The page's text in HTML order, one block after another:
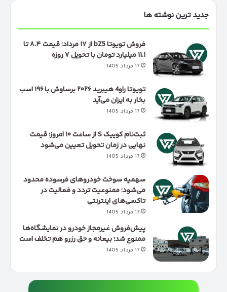
جدید ترین نوشته ها
فروش تویوتا bZ5 از ۱۷ مرداد؛ قیمت ۸.۴ تا
۱۱.۱ میلیارد تومان با تحویل ۷ روزه
17 مرداد 1405
تویوتا راو4 هیبرید ۲۰۲۶ برساوش با ۱۹۶ اسب
بخار به ایران می‌آید
17 مرداد 1405
ثبت‌نام کوییک S از ساعت ۱۰ امروز؛ قیمت
نهایی در زمان تحویل تعیین می‌شود
17 مرداد 1405
سهمیه سوخت خودروهای فرسوده محدود
می‌شود؛ ممنوعیت تردد و فعالیت در
تاکسی‌های اینترنتی
17 مرداد 1405
پیش‌فروش غیرمجاز خودرو در نمایشگاه‌ها
ممنوع شد؛ بیعانه و حق رزرو هم تخلف است
17 مرداد 1405